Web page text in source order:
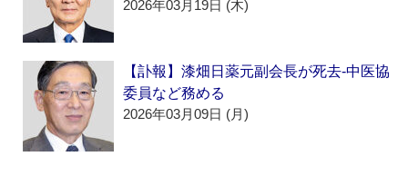
2026年03月19日 (木)
【訃報】漆畑日薬元副会長が死去‐中医協
委員など務める
2026年03月09日 (月)